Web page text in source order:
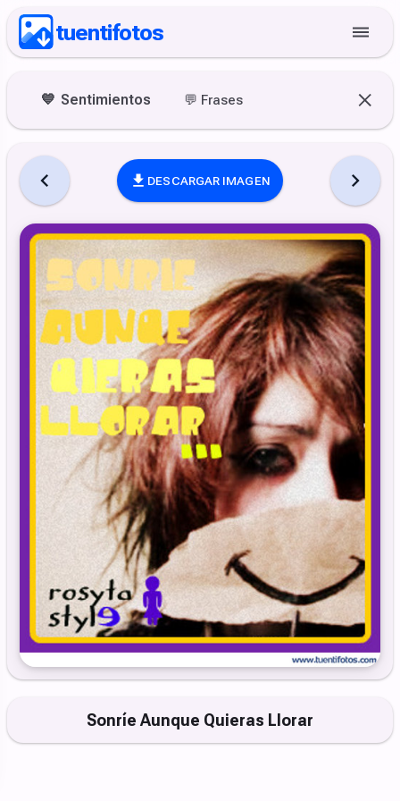
tuentifotos
💙 Sentimientos 💬 Frases
DESCARGAR IMAGEN
Sonríe Aunque Quieras Llorar